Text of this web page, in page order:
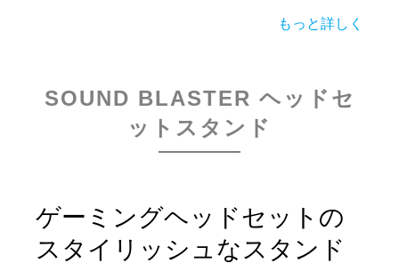
もっと詳しく
SOUND BLASTER ヘッドセ
ットスタンド
ゲーミングヘッドセットの
スタイリッシュなスタンド